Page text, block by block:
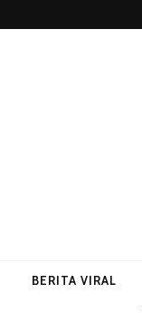
BERITA VIRAL